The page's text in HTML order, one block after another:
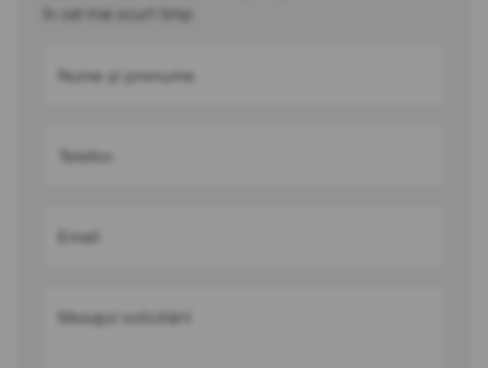
în cel mai scurt timp
Nume și prenume
Telefon
Email
Mesajul solicitării